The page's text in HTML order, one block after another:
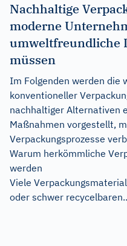
Nachhaltige
moderne
umweltfreundliche
müssen
Im Folgenden werden die
konventioneller
nachhaltiger Alternativen
Maßnahmen vorgestellt,
Verpackungsprozesse
Warum herkömmliche
werden
Viele
oder schwer